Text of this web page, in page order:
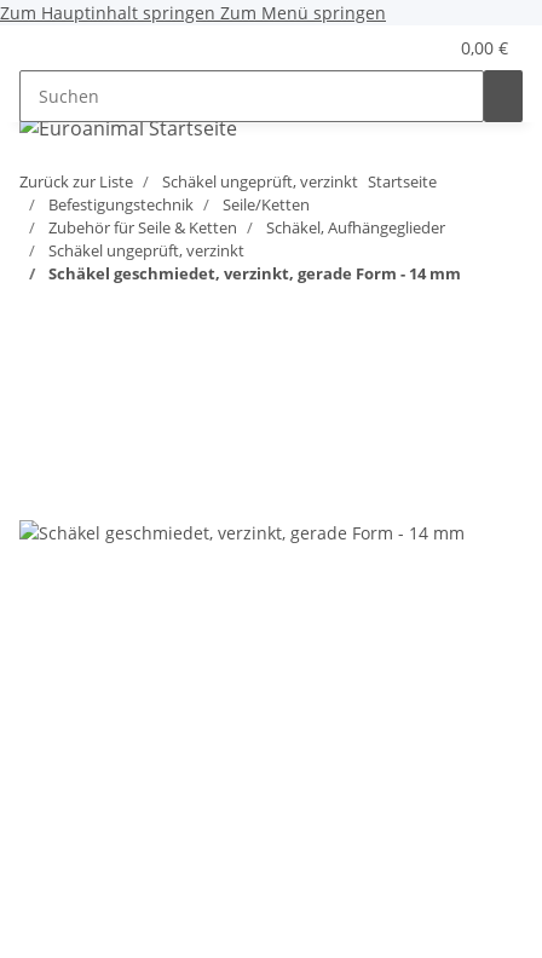
Zum Hauptinhalt springen Zum Menü springen
0,00 €
Zurück zur Liste Schäkel ungeprüft, verzinkt Startseite
Befestigungstechnik
Seile/Ketten
Zubehör für Seile & Ketten
Schäkel, Aufhängeglieder
Schäkel ungeprüft, verzinkt
Schäkel geschmiedet, verzinkt, gerade Form - 14 mm